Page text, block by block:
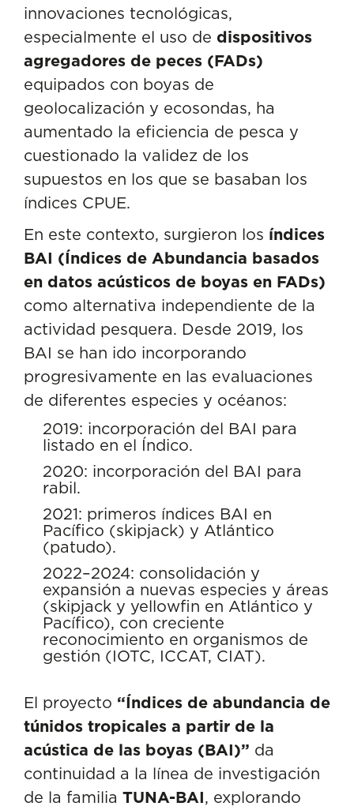
innovaciones tecnológicas,
especialmente el uso de dispositivos
agregadores de peces (FADs)
equipados con boyas de
geolocalización y ecosondas, ha
aumentado la eficiencia de pesca y
cuestionado la validez de los
supuestos en los que se basaban los
índices CPUE.
En este contexto, surgieron los índices
BAI (Índices de Abundancia basados
en datos acústicos de boyas en FADs)
como alternativa independiente de la
actividad pesquera. Desde 2019, los
BAI se han ido incorporando
progresivamente en las evaluaciones
de diferentes especies y océanos:
2019: incorporación del BAI para
listado en el Índico.
2020: incorporación del BAI para
rabil.
2021: primeros índices BAI en
Pacífico (skipjack) y Atlántico
(patudo).
2022–2024: consolidación y
expansión a nuevas especies y áreas
(skipjack y yellowfin en Atlántico y
Pacífico), con creciente
reconocimiento en organismos de
gestión (IOTC, ICCAT, CIAT).
El proyecto “Índices de abundancia de
túnidos tropicales a partir de la
acústica de las boyas (BAI)” da
continuidad a la línea de investigación
de la familia TUNA-BAI, explorando